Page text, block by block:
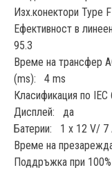
Изх.конектори
Ефективност в
95.3
Време на трансфер
(ms): 4 ms
Класификация по
Дисплей: да
Батерии: 1 x 12 V/ 7
Време на
Поддръжка при